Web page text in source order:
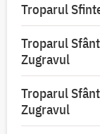
Troparul
Troparul
Zugravul
Troparul
Zugravul